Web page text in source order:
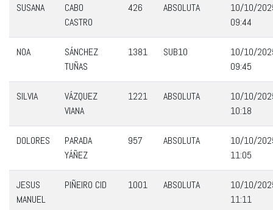
SUSANA
CABO
CASTRO
426 ABSOLUTA
10/10/
09:44
NOA
SÁNCHEZ
TUÑAS
1381 SUB10
10/10/
09:45
SILVIA
VÁZQUEZ
VIANA
1221 ABSOLUTA
10/10/
10:18
DOLORES
PARADA
YÁÑEZ
957 ABSOLUTA
10/10/
11:05
JESUS
MANUEL
PIÑEIRO CID 1001 ABSOLUTA
10/10/
11:11